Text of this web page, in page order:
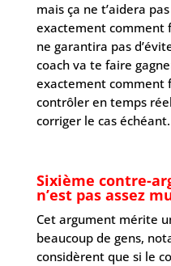
mais ça ne t’aidera
exactement comment
ne garantira pas
coach va te faire
exactement comment
contrôler en temps
corriger le cas échéant.
Sixième contre-
n’est pas assez
Cet argument mérite
beaucoup de gens,
considèrent que si le